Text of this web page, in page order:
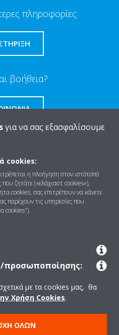
πληροφορίες
βοήθεια?
© Daikin
για να σας εξασφαλίσουμε
cookies:
η πλοήγηση στον ιστότοπό
ζητάτε («ελάχιαστ cookies»),
cookies, σας επιτρέπουν να κάνετε
παρέχουν τις υπηρεσίες που
cookies").
προσωποποίησης:
με τα cookies μας, θα
Χρήση Cookies.
ΌΛΩΝ